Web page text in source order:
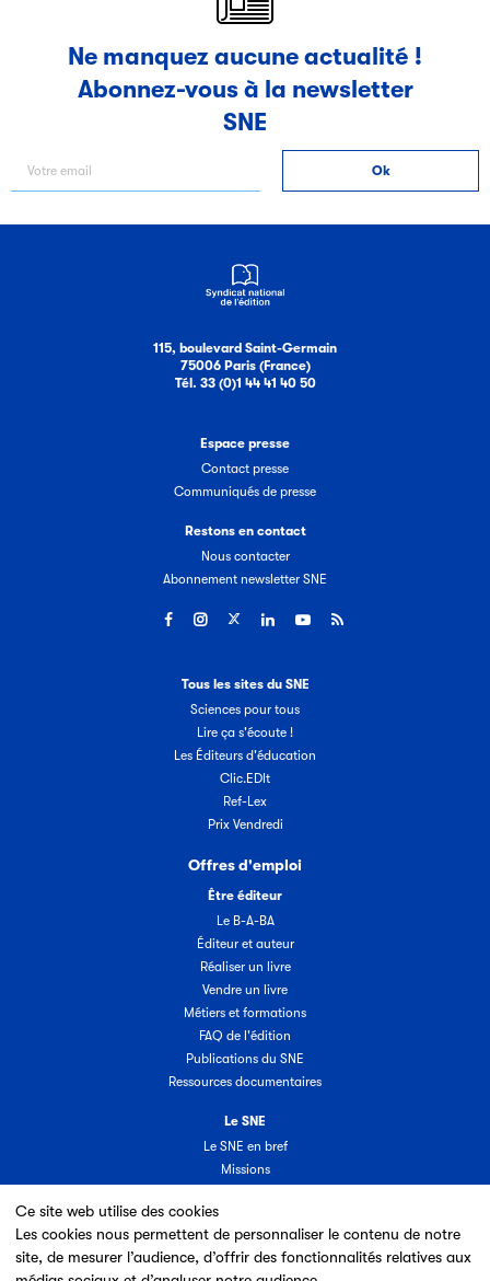
Ce site web utilise des cookies
Les cookies nous permettent de personnaliser le contenu de notre
site, de mesurer l’audience, d’offrir des fonctionnalités relatives aux
Ne manquez aucune actualité !
Abonnez-vous à la newsletter
SNE
115, boulevard Saint-Germain
75006 Paris (France)
Tél. 33 (0)1 44 41 40 50
Espace presse
Contact presse
Communiqués de presse
Restons en contact
Nous contacter
Abonnement newsletter SNE
Tous les sites du SNE
Sciences pour tous
Lire ça s'écoute !
Les Éditeurs d'éducation
Clic.EDIt
Ref-Lex
Prix Vendredi
Offres d'emploi
Être éditeur
Le B-A-BA
Éditeur et auteur
Réaliser un livre
Vendre un livre
Métiers et formations
FAQ de l'édition
Publications du SNE
Ressources documentaires
Le SNE
Le SNE en bref
Missions
Groupes & commissions
Partenaires
Annuaire des adhérents